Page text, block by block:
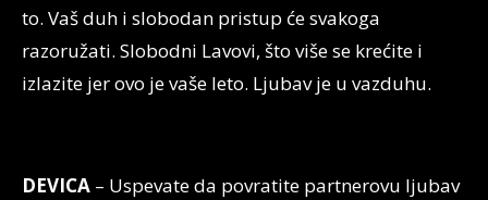
to. Vaš duh i slobodan pristup će svakoga
razoružati. Slobodni Lavovi, što više se krećite i
izlazite jer ovo je vaše leto. Ljubav je u vazduhu.
DEVICA – Uspevate da povratite partnerovu ljubav